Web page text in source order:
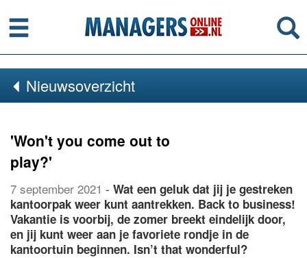
Menu
Nieuwsoverzicht
'Won't you come out to
play?'
7 september 2021 - Wat een geluk dat jij je gestreken
kantoorpak weer kunt aantrekken. Back to business!
Vakantie is voorbij, de zomer breekt eindelijk door,
en jij kunt weer aan je favoriete rondje in de
kantoortuin beginnen. Isn’t that wonderful?